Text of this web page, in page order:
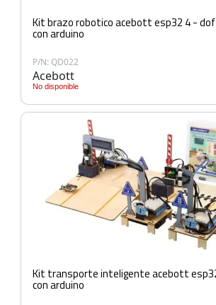
Kit brazo robotico acebott esp32 4 -
con arduino
P/N: QD022
Acebott
No disponible
Kit transporte inteligente acebott
con arduino